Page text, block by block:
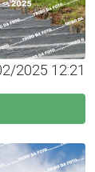
2025 12:21